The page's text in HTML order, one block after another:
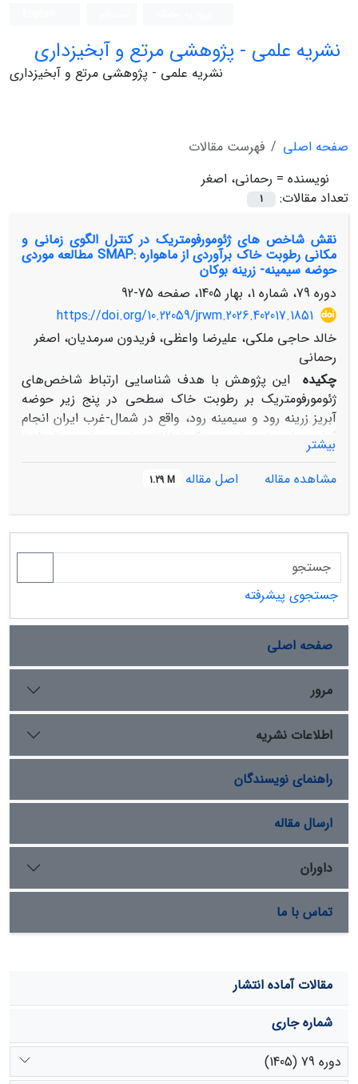
نشریه علمی - پژوهشی مرتع و آبخیزداری
نشریه علمی - پژوهشی مرتع و آبخیزداری
صفحه اصلی
فهرست مقالات
نویسنده = رحمانی، اصغر
تعداد مقالات:
1
نقش شاخص های ژئومورفومتریک در کنترل الگوی زمانی و
مکانی رطوبت خاک برآوردی از ماهواره :SMAP مطالعه موردی
حوضه سیمینه- زرینه بوکان
دوره 79، شماره 1، بهار 1405، صفحه
75-92
https://doi.org/10.22059/jrwm.2026.402017.1851
خالد حاجی ملکی، علیرضا واعظی، فریدون سرمدیان، اصغر
رحمانی
چکیده
این پژوهش با هدف شناسایی ارتباط شاخص‌های
ژئومورفومتریک بر رطوبت خاک سطحی در پنج زیر حوضه
آبریز زرینه رود و سیمینه رود، واقع در شمال-غرب ایران انجام
تا 2017 ماهوارهSMAP مورد پردازش قرارگرفتند. شاخص‌های
قرارگرفتگی(WEI)، جهت جریان (Flow_D) و
تجمع(Accumulation) جریان، تحلیل سایه اندازی تپه‌ها(
AH) تهیه و رابطه آنها با رطوبت خاک سطحی ماهوارهSMAP
با استفاده مدل جنگل تصافی بررسی و اهمیت نسبی آن‌ها
تعیین گردید. دامنه تغییرپذیری میانگین رطوبت خاک در
که نواحی با کلاس رطوبتی بالا(35/0 تا cm3.cm3 5/0) در زیر
حوضه میاندوآب پراکنش دارد. نتایج اعتبارسنجی داده های
SMAP در محل 287 نقطه مشاهداتی براساس آماره های
ضریب همبستگی(r) و ریشه میانگین مربعات اختلاف
(RMSD) نشان داد که در ماه جولای به ترتیب با مقادیر 77/0
وcm3.cm-3 18/0 و ماه می با 5/0وcm3.cm-3 بیشترین و
کمترین میزان تطابق وجود دارد. نتایج مدل سازی جنگل
تصادفی بیانگر دقت مناسب این مدل غیرخطی با ضریب
درصد می باشد. براساس تغییرات شاخص %IncMSE
و بعد از این دو، شاخص تحلیل سایه اندازی تپه‌ها (AH) یا
مقدار13 درصد واقع شده است. پارامتر Flow_D با مقدار 9/8
درصد کمترین میزان تاثیر را بر تغییرات رطوبت خاک سطحی
SMAP دارد. بطورکلی، همبستگی خوبی بین داده‌های رطوبت
یافتن الگوی تغییرات مکانی رطوبت خاک سطحی در
استفاده در این تحقیق در تلفیق با پتانسیل رویکردهای
یادگیری ماشین امکان استفاده در سایر حوضه‌های با شرایط
اقلیمی و توپوگرافی مشابه را دارا می‌باشد.
بیشتر
مشاهده مقاله
اصل مقاله 1.29 M
جستجوی پیشرفته
صفحه اصلی
مرور
اطلاعات نشریه
راهنمای نویسندگان
ارسال مقاله
داوران
تماس با ما
مقالات آماده انتشار
شماره جاری
دوره 79 (1405)